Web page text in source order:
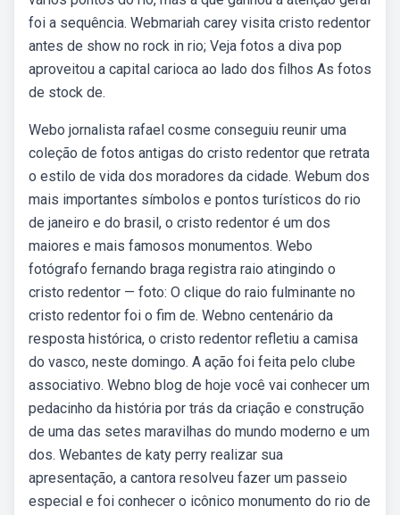
foi a sequência. Webmariah carey visita cristo redentor
antes de show no rock in rio; Veja fotos a diva pop
aproveitou a capital carioca ao lado dos filhos As fotos
de stock de.
Webo jornalista rafael cosme conseguiu reunir uma
coleção de fotos antigas do cristo redentor que retrata
o estilo de vida dos moradores da cidade. Webum dos
mais importantes símbolos e pontos turísticos do rio
de janeiro e do brasil, o cristo redentor é um dos
maiores e mais famosos monumentos. Webo
fotógrafo fernando braga registra raio atingindo o
cristo redentor — foto: O clique do raio fulminante no
cristo redentor foi o fim de. Webno centenário da
resposta histórica, o cristo redentor refletiu a camisa
do vasco, neste domingo. A ação foi feita pelo clube
associativo. Webno blog de hoje você vai conhecer um
pedacinho da história por trás da criação e construção
de uma das setes maravilhas do mundo moderno e um
dos. Webantes de katy perry realizar sua
apresentação, a cantora resolveu fazer um passeio
especial e foi conhecer o icônico monumento do rio de